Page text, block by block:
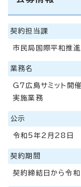
契約担当課
市民局国際平和推
業務名
G7広島サミット開
実施業務
公示
令和5年2月28日
契約期間
契約締結日から令